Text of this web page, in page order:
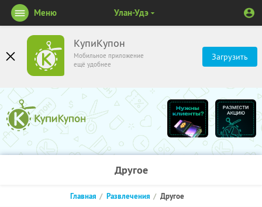
КупиКупон
Мобильное приложение
ещё удобнее
Загрузить
Меню Улан-Удэ
Другое
Главная Развлечения Другое